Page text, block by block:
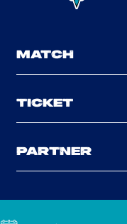
MATCH
TICKET
PARTNER